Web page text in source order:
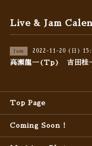
Live & Jam
Jam 2022-11-20 (日)
高瀬龍一(Tp) 吉田
Top Page
Coming Soon !